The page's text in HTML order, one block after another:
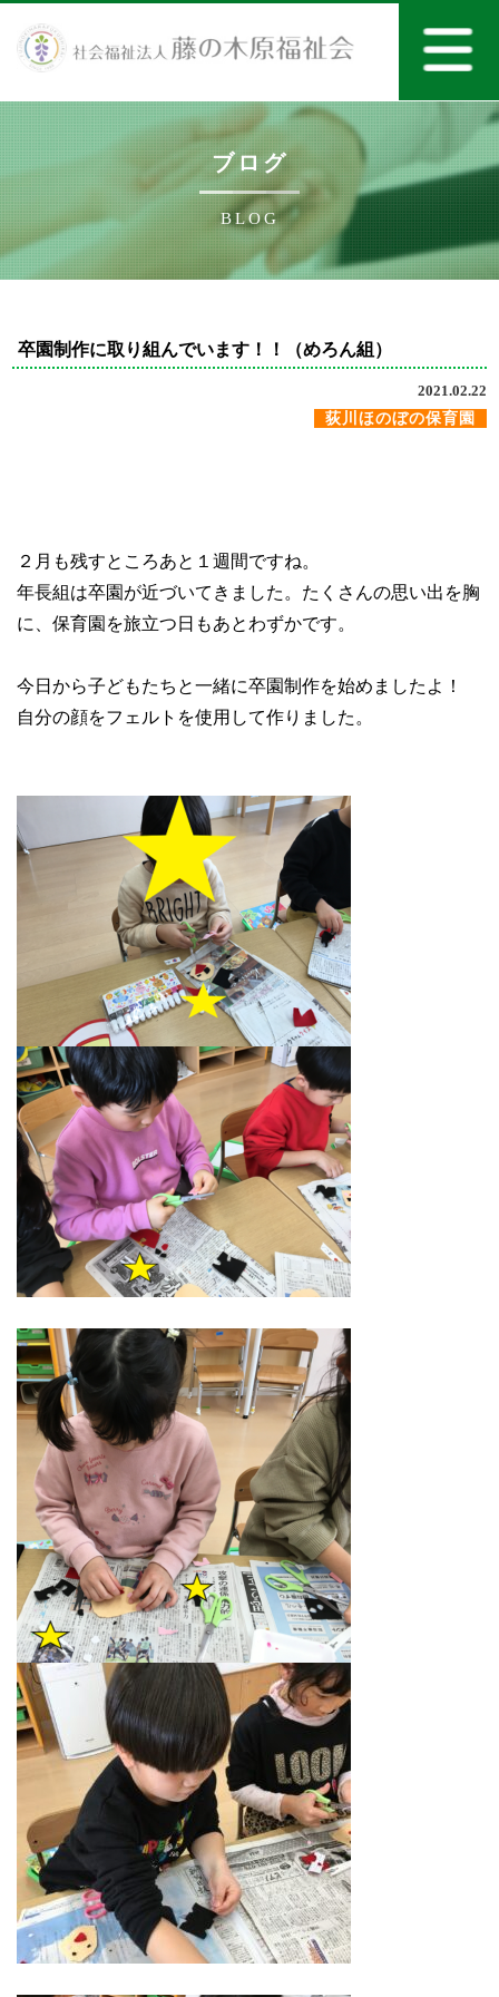
ブログ
BLOG
卒園制作に取り組んでいます！！（めろん組）
2021.02.22
荻川ほのぼの保育園
２月も残すところあと１週間ですね。
年長組は卒園が近づいてきました。たくさんの思い出を胸
に、保育園を旅立つ日もあとわずかです。
今日から子どもたちと一緒に卒園制作を始めましたよ！
自分の顔をフェルトを使用して作りました。